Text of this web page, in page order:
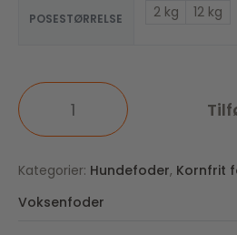
POSESTØRRELSE 2 kg 12 kg
Kategorier: Hundefoder, Kornfrit
Voksenfoder